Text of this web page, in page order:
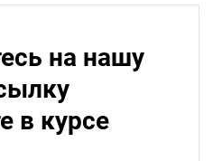
на нашу
в курсе